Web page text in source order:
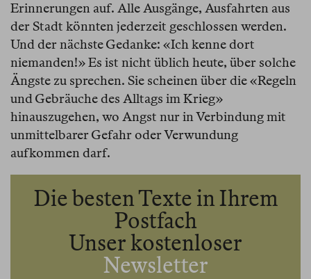
Erinnerungen auf. Alle Ausgänge, Ausfahrten aus
der Stadt könnten jederzeit geschlossen werden.
Und der nächste Gedanke: «Ich kenne dort
niemanden!» Es ist nicht üblich heute, über solche
Ängste zu sprechen. Sie scheinen über die «Regeln
und Gebräuche des Alltags im Krieg»
hinauszugehen, wo Angst nur in Verbindung mit
unmittelbarer Gefahr oder Verwundung
aufkommen darf.
Die besten Texte in Ihrem
Postfach
Unser kostenloser
Newsletter